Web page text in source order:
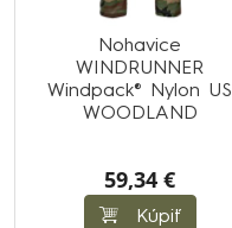
Nohavice
WINDRUNNER
Windpack® Nylon US
WOODLAND
59,34 €
Kúpiť